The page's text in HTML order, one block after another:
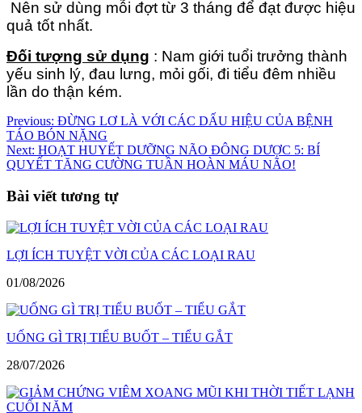
Nên sử dùng mỗi đợt từ 3 tháng để đạt được hiệu
quả tốt nhất.
Đối tượng sử dụng : Nam giới tuổi trưởng thành
yếu sinh lý, đau lưng, mỏi gối, đi tiểu đêm nhiều
lần do thận kém.
Điều
hướng
bài
viết
Previous: ĐỪNG LƠ LÀ VỚI CÁC DẤU HIỆU CỦA BỆNH
TÁO BÓN NẶNG
Next: HOẠT HUYẾT DƯỠNG NÃO ĐÔNG DƯỢC 5: BÍ
QUYẾT TĂNG CƯỜNG TUẦN HOÀN MÁU NÃO!
Bài viết tương tự
LỢI ÍCH TUYỆT VỜI CỦA CÁC LOẠI RAU
01/08/2026
UỐNG GÌ TRỊ TIỂU BUỐT – TIỂU GẮT
28/07/2026